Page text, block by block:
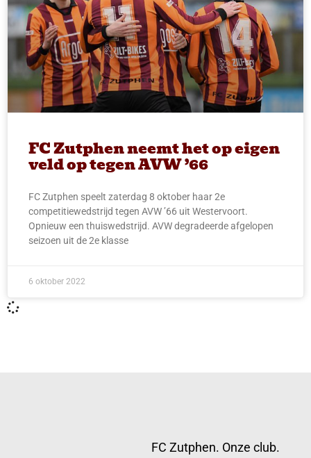
FC Zutphen neemt het op eigen
veld op tegen AVW ’66
FC Zutphen speelt zaterdag 8 oktober haar 2e
competitiewedstrijd tegen AVW ’66 uit Westervoort.
Opnieuw een thuiswedstrijd. AVW degradeerde afgelopen
seizoen uit de 2e klasse
6 oktober 2022
FC Zutphen. Onze club.